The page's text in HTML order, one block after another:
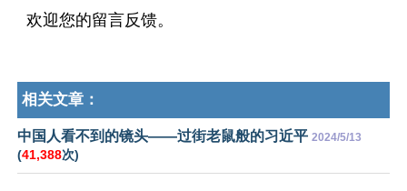
欢迎您的留言反馈。
相关文章：
中国人看不到的镜头——过街老鼠般的习近平 2024/5/13
(41,388次)